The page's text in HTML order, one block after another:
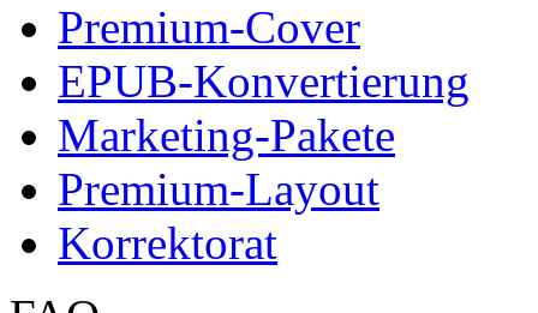
Premium-Cover
EPUB-Konvertierung
Marketing-Pakete
Premium-Layout
Korrektorat